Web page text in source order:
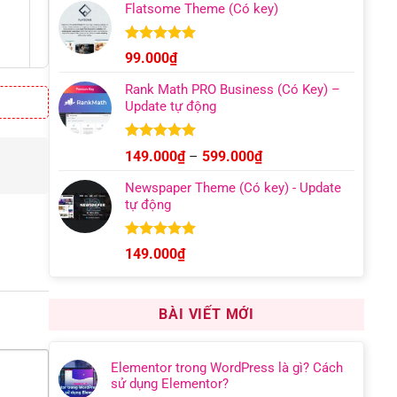
Flatsome Theme (Có key)
Được xếp
hạng 4.95
5 sao
99.000₫
Rank Math PRO Business (Có Key) –
Update tự động
Được xếp
hạng5.00
5 sao
149.000₫ – 599.000₫Khoảng
từ
Newspaper Theme (Có key) - Update
tự động
Được xếp
hạng4.92
149.000₫
BÀI VIẾT MỚI
Elementor trong WordPress là gì? Cách
sử dụng Elementor?